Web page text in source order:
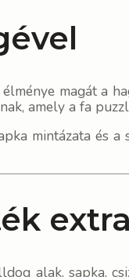
magát a
amely a fa
mintázata és
alak, sapka,